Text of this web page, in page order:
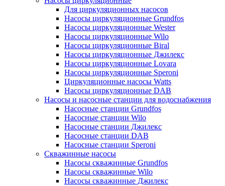
Для циркуляционных насосов
Насосы циркуляционные Grundfos
Насосы циркуляционные Wester
Насосы циркуляционные Wilo
Насосы циркуляционные Biral
Насосы циркуляционные Джилекс
Насосы циркуляционные Lovara
Насосы циркуляционные Speroni
Циркуляционные насосы Watts
Насосы циркуляционные DAB
Насосы и насосные станции для водоснабжения
Насосные станции Grundfos
Насосные станции Wilo
Насосные станции Джилекс
Насосные станции DAB
Насосные станции Speroni
Скважинные насосы
Насосы скважинные Grundfos
Насосы скважинные Wilo
Насосы скважинные Джилекс